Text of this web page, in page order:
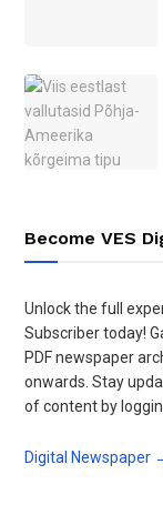
Become VES
Unlock the full
Subscriber today!
PDF newspaper
onwards. Stay
of content by
Digital Newspaper